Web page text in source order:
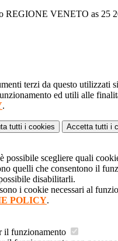
REGIONE VENETO as 25
terzi da questo utilizzati
ed utili alle
.
tutti i cookies Accetta tutti i
possibile scegliere quali
quelli che consentono il
disabilitarli.
i cookie necessari al
POLICY.
il funzionamento